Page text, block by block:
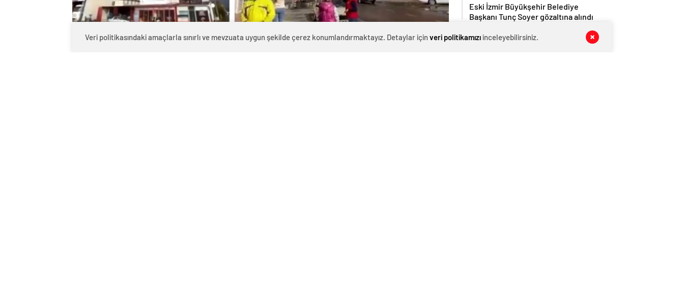
Eski İzmir Büyükşehir Belediye
Başkanı Tunç Soyer gözaltına alındı
GENEL 06 Ağustos 2026
Veri politikasındaki amaçlarla sınırlı ve mevzuata uygun şekilde çerez konumlandırmaktayız. Detaylar için veri politikamızıinceleyebilirsiniz.